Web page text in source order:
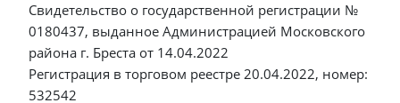
Свидетельство о государственной регистрации №
0180437, выданное Администрацией Московского
района г. Бреста от 14.04.2022
Регистрация в торговом реестре 20.04.2022, номер:
532542